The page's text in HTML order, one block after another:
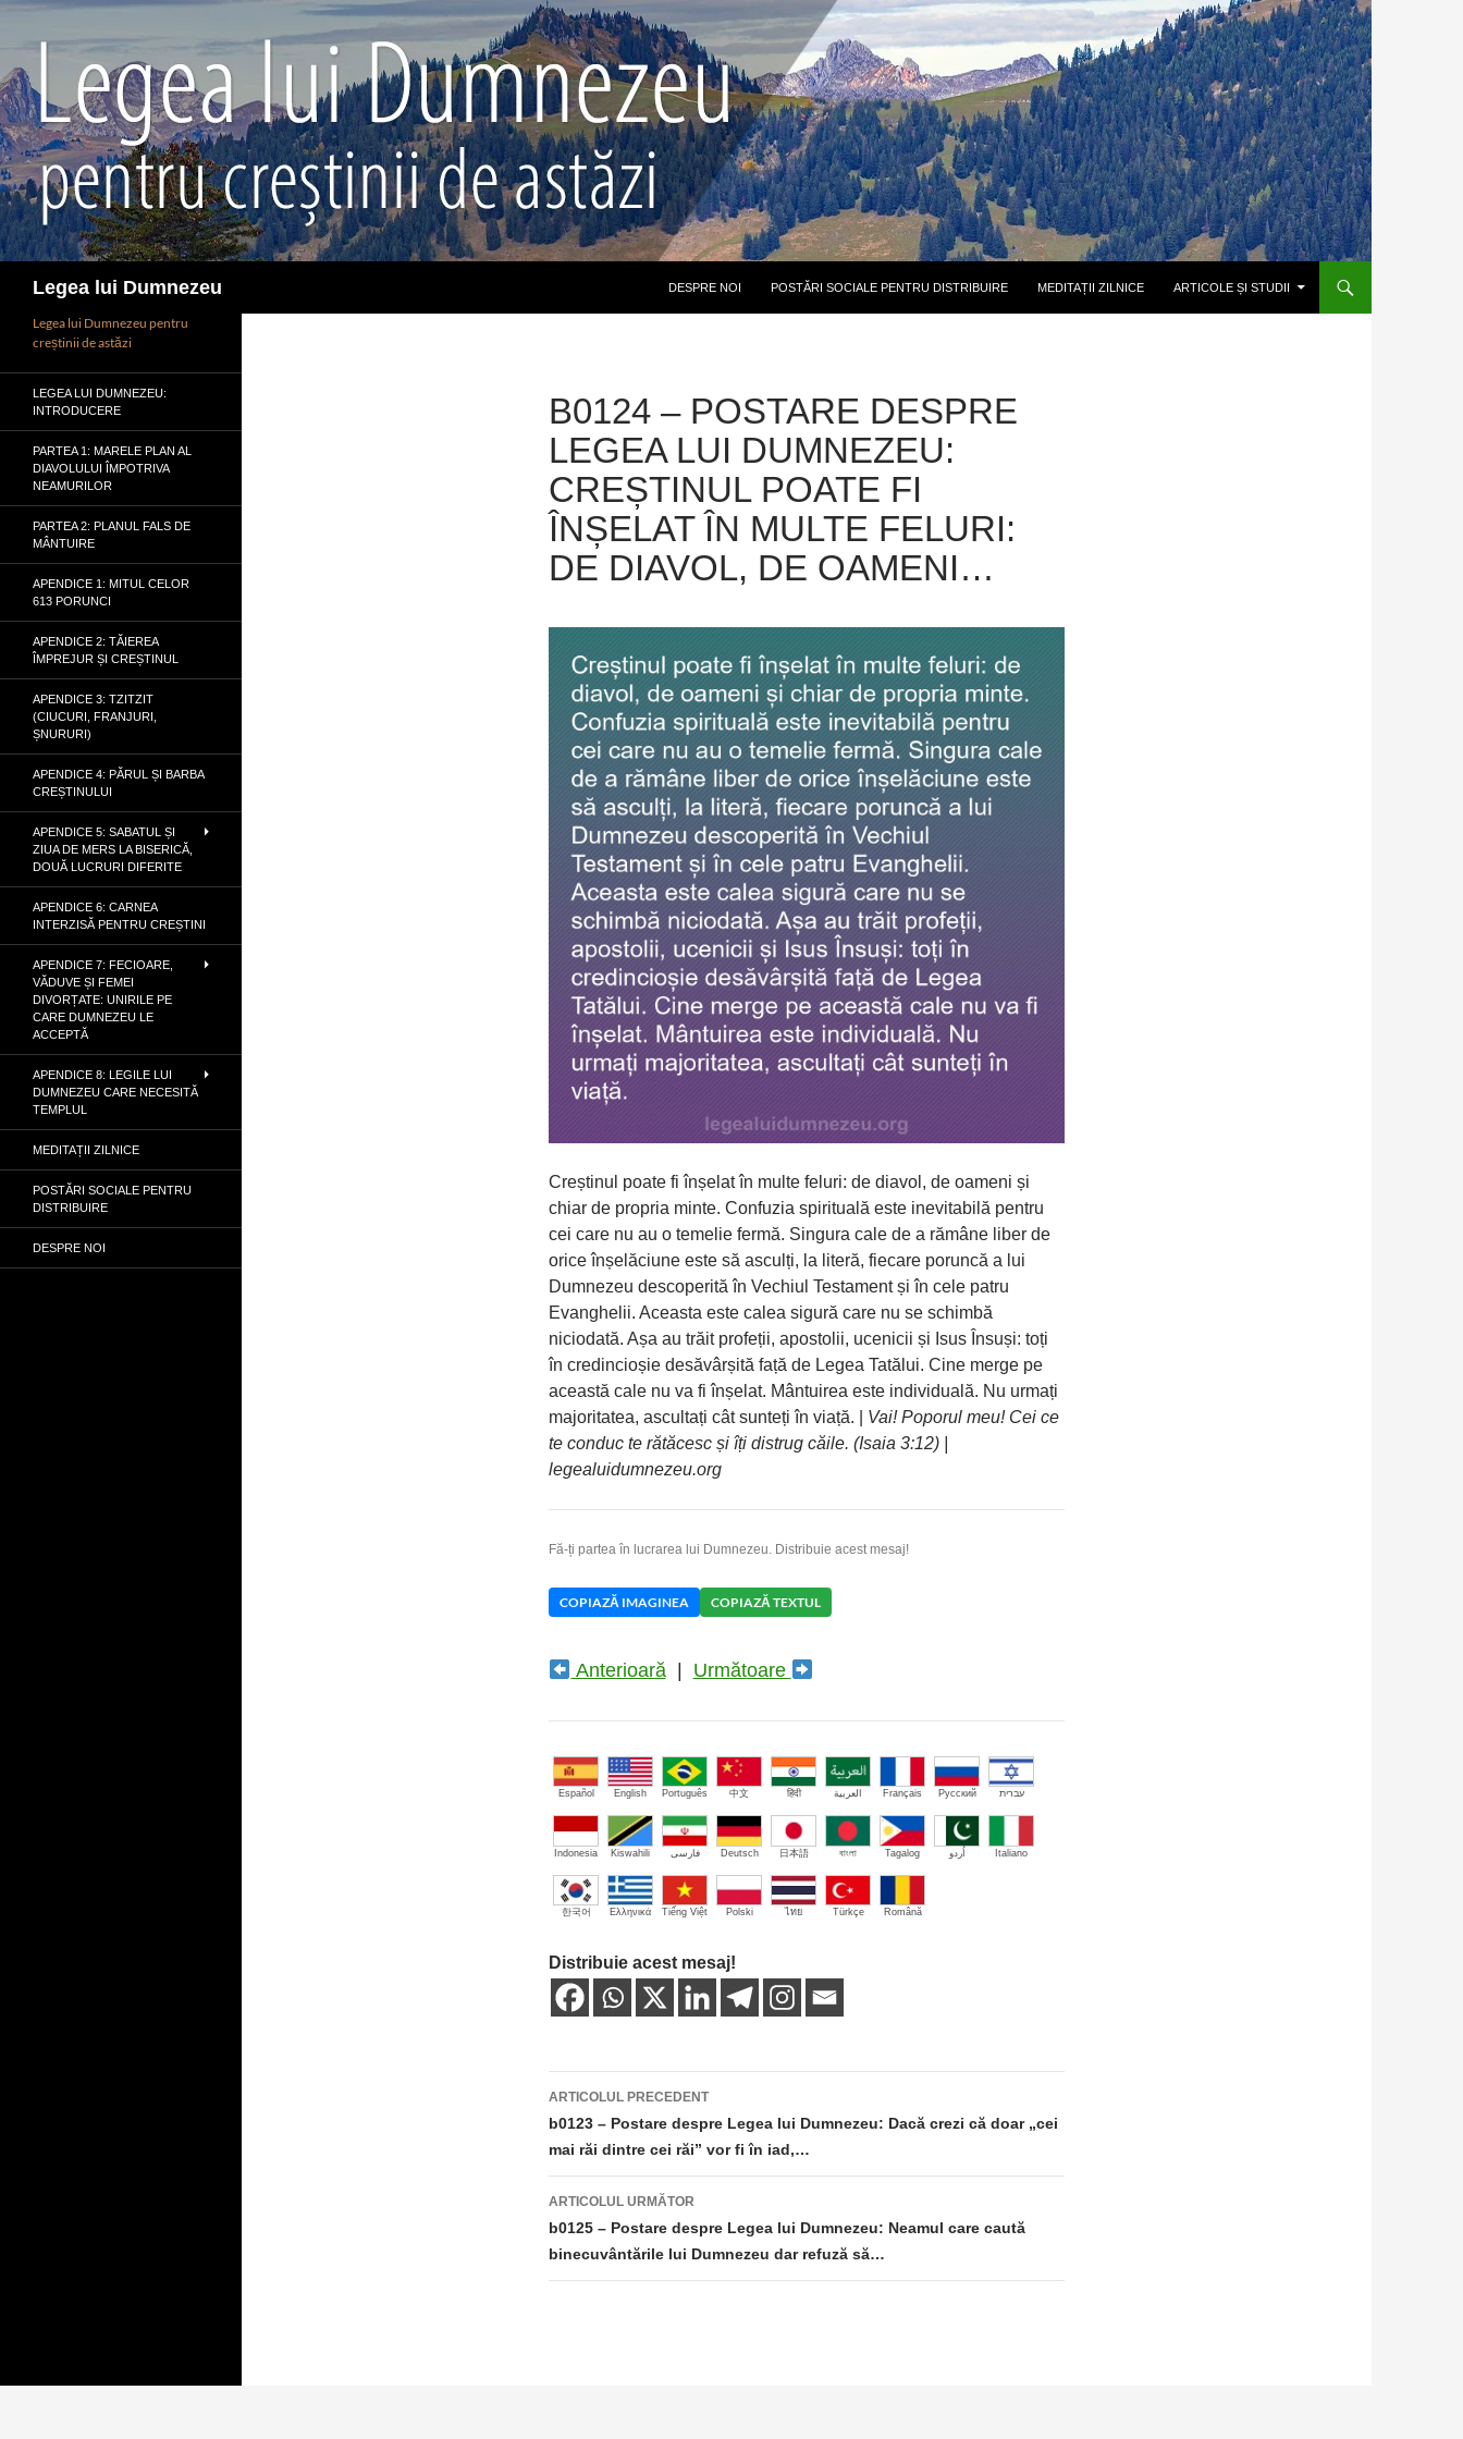
conținut
Legea lui Dumnezeu DESPRE NOI POSTĂRI SOCIALE PENTRU DISTRIBUIRE MEDITAȚII ZILNICE ARTICOLE ȘI STUDII
B0124 – POSTARE DESPRE
LEGEA LUI DUMNEZEU:
CREȘTINUL POATE FI
ÎNȘELAT ÎN MULTE FELURI:
DE DIAVOL, DE OAMENI…
Creștinul poate fi înșelat în multe feluri: de diavol, de oameni și
chiar de propria minte. Confuzia spirituală este inevitabilă pentru
cei care nu au o temelie fermă. Singura cale de a rămâne liber de
orice înșelăciune este să asculți, la literă, fiecare poruncă a lui
Dumnezeu descoperită în Vechiul Testament și în cele patru
Evanghelii. Aceasta este calea sigură care nu se schimbă
niciodată. Așa au trăit profeții, apostolii, ucenicii și Isus Însuși: toți
în credincioșie desăvârșită față de Legea Tatălui. Cine merge pe
această cale nu va fi înșelat. Mântuirea este individuală. Nu urmați
majoritatea, ascultați cât sunteți în viață. | Vai! Poporul meu! Cei ce
te conduc te rătăcesc și îți distrug căile. (Isaia 3:12) |
legealuidumnezeu.org
Fă-ți partea în lucrarea lui Dumnezeu. Distribuie acest mesaj!
COPIAZĂ IMAGINEA COPIAZĂ TEXTUL
Anterioară| Următoare
Español English Português 中文 हिंदी العربية Français Русский עברית
Indonesia Kiswahili فارسی Deutsch 日本語 বাংলা Tagalog اُردو Italiano
한국어 Ελληνικά Tiếng Việt Polski ไทย Türkçe Română
Distribuie acest mesaj!
Navigare
în
articole
ARTICOLUL PRECEDENT
b0123 – Postare despre Legea lui Dumnezeu: Dacă crezi că doar „cei
mai răi dintre cei răi” vor fi în iad,…
ARTICOLUL URMĂTOR
b0125 – Postare despre Legea lui Dumnezeu: Neamul care caută
binecuvântările lui Dumnezeu dar refuză să…
Legea lui Dumnezeu pentru
creștinii de astăzi
LEGEA LUI DUMNEZEU:
INTRODUCERE
PARTEA 1: MARELE PLAN AL
DIAVOLULUI ÎMPOTRIVA
NEAMURILOR
PARTEA 2: PLANUL FALS DE
MÂNTUIRE
APENDICE 1: MITUL CELOR
613 PORUNCI
APENDICE 2: TĂIEREA
ÎMPREJUR ȘI CREȘTINUL
APENDICE 3: TZITZIT
(CIUCURI, FRANJURI,
ȘNURURI)
APENDICE 4: PĂRUL ȘI BARBA
CREȘTINULUI
APENDICE 5: SABATUL ȘI
ZIUA DE MERS LA BISERICĂ,
DOUĂ LUCRURI DIFERITE
APENDICE 6: CARNEA
INTERZISĂ PENTRU CREȘTINI
APENDICE 7: FECIOARE,
VĂDUVE ȘI FEMEI
DIVORȚATE: UNIRILE PE
CARE DUMNEZEU LE
ACCEPTĂ
APENDICE 8: LEGILE LUI
DUMNEZEU CARE NECESITĂ
TEMPLUL
MEDITAȚII ZILNICE
POSTĂRI SOCIALE PENTRU
DISTRIBUIRE
DESPRE NOI